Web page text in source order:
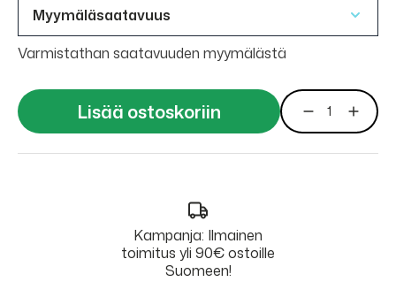
Myymäläsaatavuus
Varmistathan saatavuuden myymälästä
Lisää ostoskoriin
Kampanja: Ilmainen
toimitus yli 90€ ostoille
Suomeen!